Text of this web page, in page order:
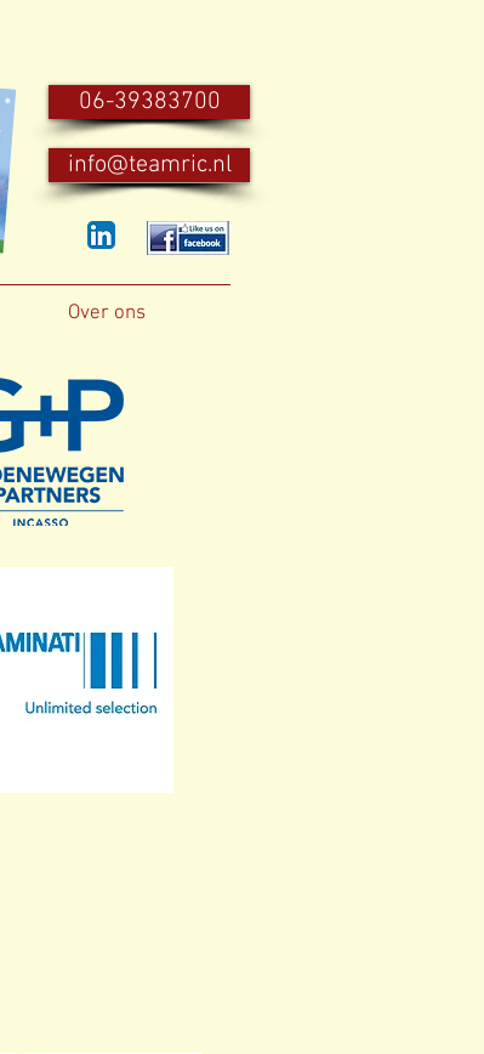
06-39383700
info@teamric.nl
Over ons